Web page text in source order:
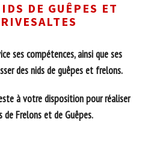
DE GUÊPES ET
ses compétences, ainsi que ses
des nids de guêpes et frelons.
à votre disposition pour réaliser
Frelons et de Guêpes.